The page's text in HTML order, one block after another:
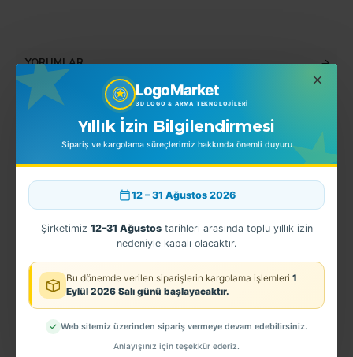
LogoMarket
3D LOGO & ARMA TEKNOLOJILERI
Yıllık İzin Bilgilendirmesi
Sipariş ve kargolama süreçlerimiz hakkında önemli duyuru
12 – 31 Ağustos 2026
Şirketimiz 12–31 Ağustostarihleri arasında toplu yıllık izin
nedeniyle kapalı olacaktır.
Bu dönemde verilen siparişlerin kargolama işlemleri 1
Eylül 2026 Salı günü başlayacaktır.
Web sitemiz üzerinden sipariş vermeye devam edebilirsiniz.
Anlayışınız için teşekkür ederiz.
YORUMLAR
BENZER ÜRÜNLER EN ÇOK SATINLANLAR
Jandarma İç Güvenlik Kıta Hizmet Brövesi - 3 Boyutlu EGM - 3D Uşak Kol Arması
60,00TL